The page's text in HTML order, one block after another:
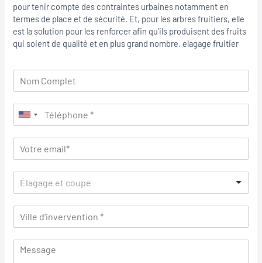
pour tenir compte des contraintes urbaines notamment en
termes de place et de sécurité. Et, pour les arbres fruitiers, elle
est la solution pour les renforcer afin qu’ils produisent des fruits
qui soient de qualité et en plus grand nombre. elagage fruitier
Élagage et coupe